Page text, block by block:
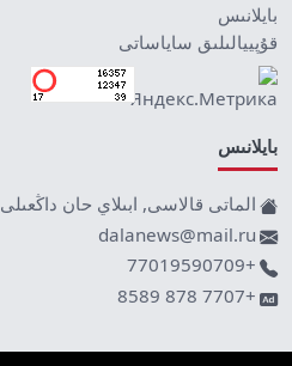
بايلانىس
قۇپييالىلىق ساياساتى
بايلانىس
الماتى قالاسى, ابىلاي حان داڭعىلى 79, 125 وفيس.
dalanews@mail.ru
+77019590709
+7707 878 8589